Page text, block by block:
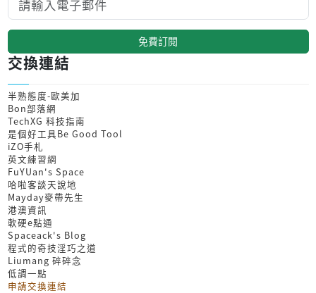
免費訂閱
交換連結
半熟態度-歐美加
Bon部落網
TechXG 科技指南
是個好工具Be Good Tool
iZO手札
英文練習網
FuYUan's Space
哈啦客談天說地
Mayday麥帶先生
港澳資訊
軟硬e點通
Spaceack's Blog
程式的奇技淫巧之道
Liumang 碎碎念
低調一點
申請交換連結